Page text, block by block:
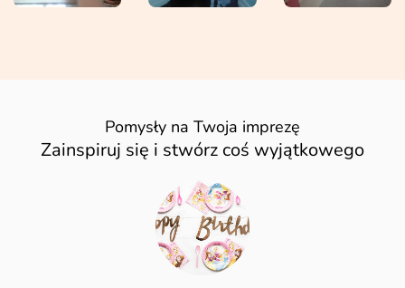
Pomysły na Twoja imprezę
Zainspiruj się i stwórz coś wyjątkowego